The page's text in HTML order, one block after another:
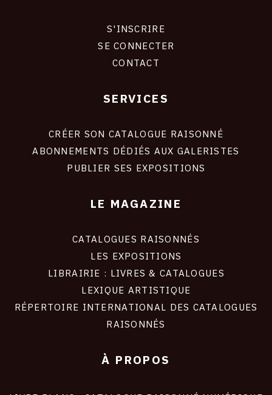
S'INSCRIRE
SE CONNECTER
CONTACT
SERVICES
CRÉER SON CATALOGUE RAISONNÉ
ABONNEMENTS DÉDIÉS AUX GALERISTES
PUBLIER SES EXPOSITIONS
LE MAGAZINE
CATALOGUES RAISONNÉS
LES EXPOSITIONS
LIBRAIRIE : LIVRES & CATALOGUES
LEXIQUE ARTISTIQUE
RÉPERTOIRE INTERNATIONAL DES CATALOGUES
RAISONNÉS
À PROPOS